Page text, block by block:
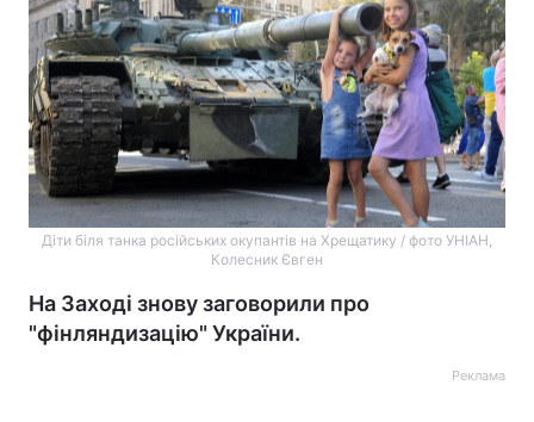
Діти біля танка російських окупантів на Хрещатику / фото УНІАН,
Колесник Євген
На Заході знову заговорили про
"фінляндизацію" України.
Реклама